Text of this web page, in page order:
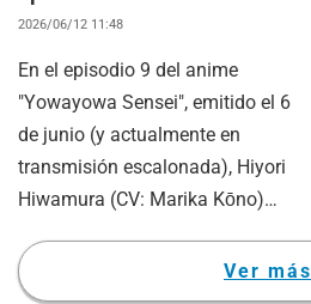
2026/06/12 11:48
En el episodio 9 del anime
"Yowayowa Sensei", emitido el 6
de junio (y actualmente en
transmisión escalonada), Hiyori
Hiwamura (CV: Marika Kōno)
ver un festival de fuegos
artificiales en vivo por primera vez
Ver más